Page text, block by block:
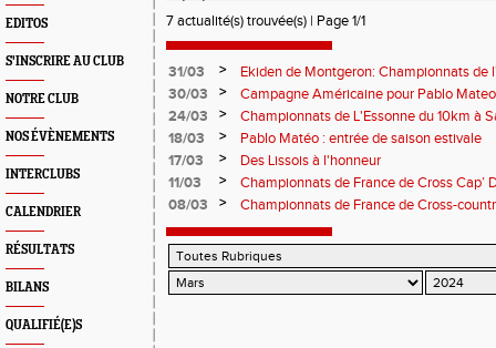
EDITOS
S'INSCRIRE AU CLUB
NOTRE CLUB
NOS ÉVÈNEMENTS
INTERCLUBS
CALENDRIER
RÉSULTATS
BILANS
QUALIFIÉ(E)S
7 actualité(s) trouvée(s) | Page 1/1
31/03 >
Ekiden de Montgeron: Championnats de
30/03
>
Campagne Américaine pour Pablo Mateo
24/03
>
Championnats de L'Essonne du 10km à
18/03
>
Pablo Matéo : entrée de saison estivale
17/03
>
Des Lissois à l'honneur
11/03
>
Championnats de France de Cross Cap’
champions ! Top 20 pour Aurélien Olivier
08/03 >
Championnats de France de Cross-